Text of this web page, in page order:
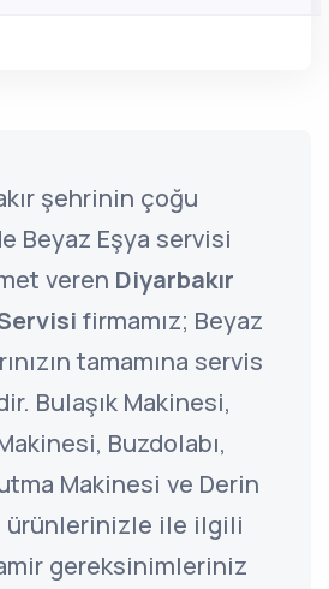
şehrinin çoğu
Beyaz Eşya servisi
veren Diyarbakır
firmamız; Beyaz
tamamına servis
Bulaşık Makinesi,
Buzdolabı,
Makinesi ve Derin
ürünlerinizle ile ilgili
gereksinimleriniz